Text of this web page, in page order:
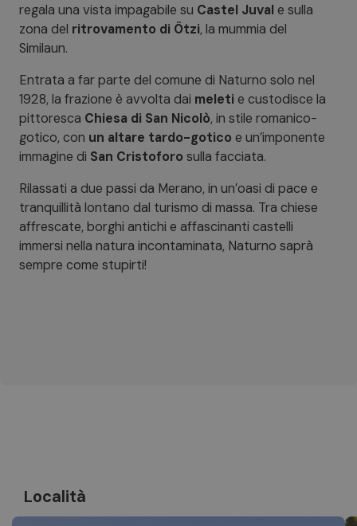
regala una vista impagabile su Castel Juval e sulla
zona del ritrovamento di Ötzi, la mummia del
Similaun.
Entrata a far parte del comune di Naturno solo nel
1928, la frazione è avvolta dai meleti e custodisce la
pittoresca Chiesa di San Nicolò, in stile romanico-
gotico, con un altare tardo-gotico e un’imponente
immagine di San Cristoforo sulla facciata.
Rilassati a due passi da Merano, in un’oasi di pace e
tranquillità lontano dal turismo di massa. Tra chiese
affrescate, borghi antichi e affascinanti castelli
immersi nella natura incontaminata, Naturno saprà
sempre come stupirti!
Località